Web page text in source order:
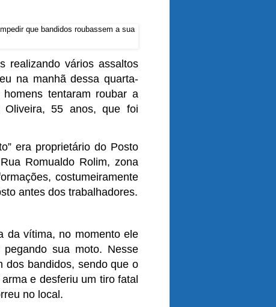
realizando vários assaltos
na manhã dessa quarta-
tentaram roubar a
Oliveira, 55 anos, que foi
era proprietário do Posto
Romualdo Rolim, zona
costumeiramente
antes dos trabalhadores.
da vítima, no momento ele
sua moto. Nesse
dos bandidos, sendo que o
e desferiu um tiro fatal
no local.